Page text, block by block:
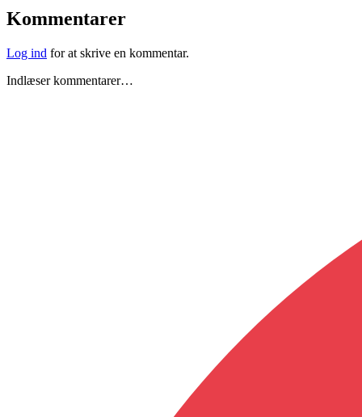
Kommentarer
Log ind for at skrive en kommentar.
Indlæser kommentarer…